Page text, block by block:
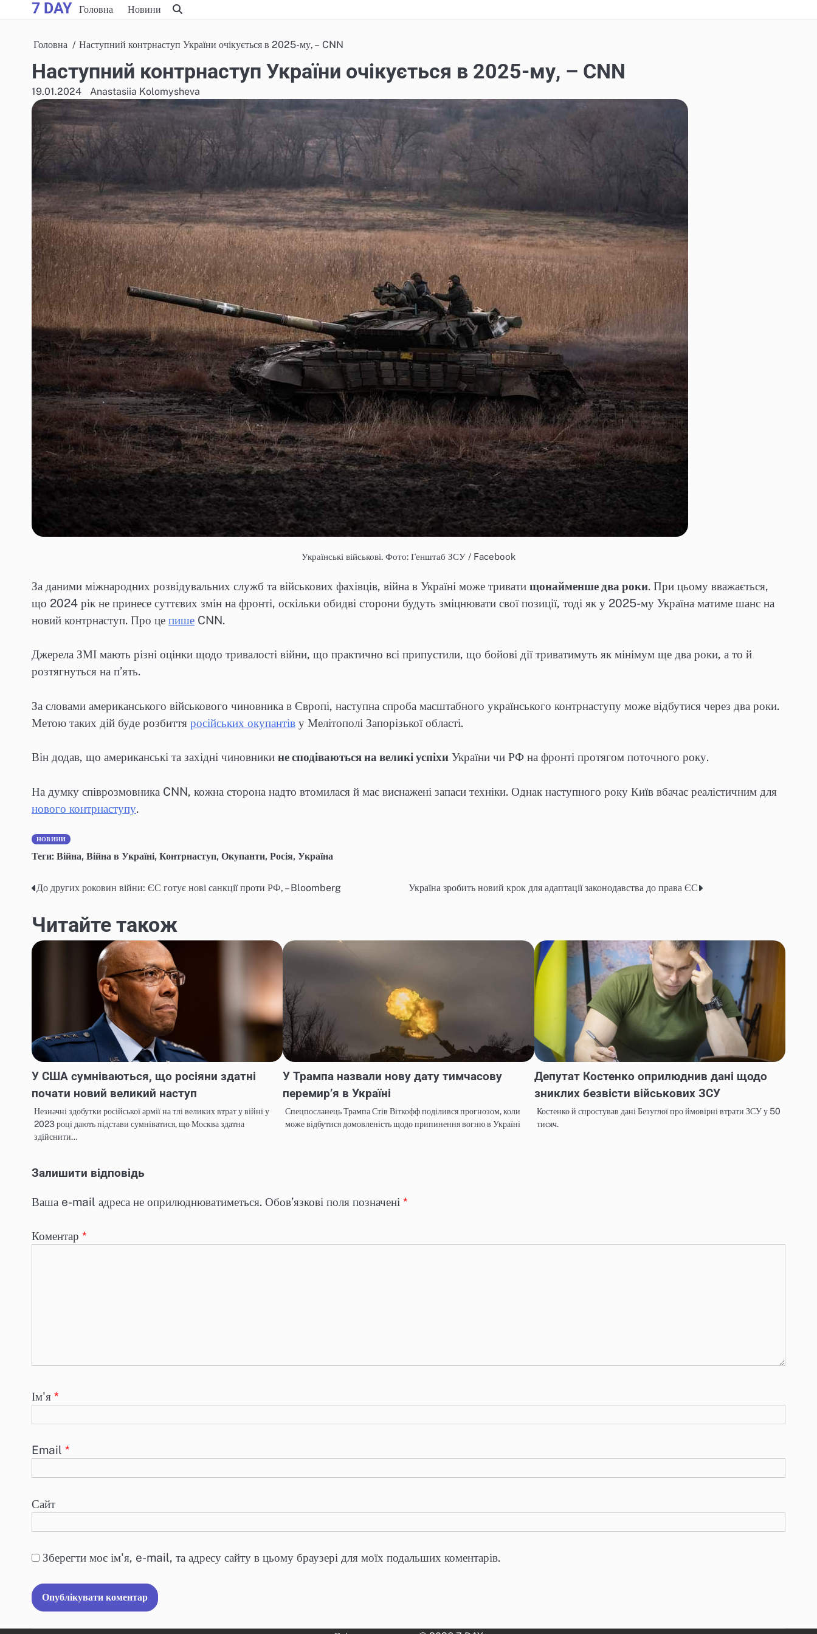
to
7 DAY Головна Новини
Головна Наступний контрнаступ України очікується в 2025-му, – CNN
Наступний контрнаступ України очікується в 2025-му, – CNN
19.01.2024 Anastasiia Kolomysheva
Українські військові. Фото: Генштаб ЗСУ / Facebook
За даними міжнародних розвідувальних служб та військових фахівців, війна в Україні може тривати щонайменше два роки. При цьому вважається,
що 2024 рік не принесе суттєвих змін на фронті, оскільки обидві сторони будуть зміцнювати свої позиції, тоді як у 2025-му Україна матиме шанс на
новий контрнаступ. Про це пише CNN.
Джерела ЗМІ мають різні оцінки щодо тривалості війни, що практично всі припустили, що бойові дії триватимуть як мінімум ще два роки, а то й
розтягнуться на п’ять.
За словами американського військового чиновника в Європі, наступна спроба масштабного українського контрнаступу може відбутися через два роки.
Метою таких дій буде розбиття російських окупантів у Мелітополі Запорізької області.
Він додав, що американські та західні чиновники не сподіваються на великі успіхи України чи РФ на фронті протягом поточного року.
На думку співрозмовника CNN, кожна сторона надто втомилася й має виснажені запаси техніки. Однак наступного року Київ вбачає реалістичним для
нового контрнаступу.
НОВИНИ
Теги: Війна, Війна в Україні, Контрнаступ, Окупанти, Росія, Україна
Навігація
записів
До других роковин війни: ЄС готує нові санкції проти РФ, – Bloomberg Україна зробить новий крок для адаптації законодавства до права ЄС
Читайте також
У США сумніваються, що росіяни здатні
почати новий великий наступ
Незначні здобутки російської армії на тлі великих втрат у війні у
2023 році дають підстави сумніватися, що Москва здатна
здійснити…
У Трампа назвали нову дату тимчасову
перемир’я в Україні
Спецпосланець Трампа Стів Віткофф поділився прогнозом, коли
може відбутися домовленість щодо припинення вогню в Україні
Депутат Костенко оприлюднив дані щодо
зниклих безвісти військових ЗСУ
Костенко й спростував дані Безуглої про ймовірні втрати ЗСУ у 50
тисяч.
Залишити відповідь
Ваша e-mail адреса не оприлюднюватиметься. Обов’язкові поля позначені *
Коментар *
Ім'я *
Email *
Сайт
Зберегти моє ім'я, e-mail, та адресу сайту в цьому браузері для моїх подальших коментарів.